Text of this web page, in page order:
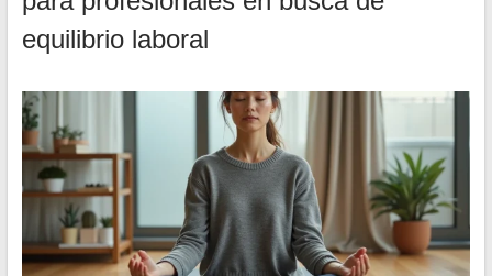
equilibrio laboral